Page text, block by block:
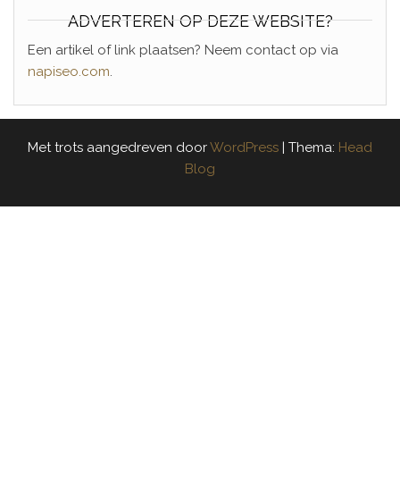
ADVERTEREN OP DEZE WEBSITE?
Een artikel of link plaatsen? Neem contact op via
napiseo.com.
Met trots aangedreven doorWordPress | Thema: Head
Blog